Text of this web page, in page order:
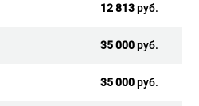
12 813руб.
35 000руб.
35 000руб.